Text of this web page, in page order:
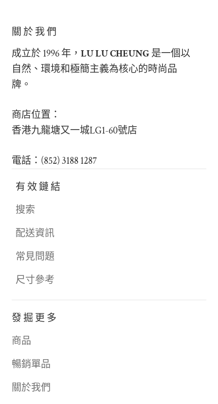
關於我們
成立於 1996 年， LU LU CHEUNG是一個以
自然、環境和極簡主義為核心的時尚品
牌。
商店位置：
香港九龍塘又一城LG1-60號店
電話：(852) 3188 1287
有效鏈結
搜索
配送資訊
常見問題
尺寸參考
發掘更多
商品
暢銷單品
關於我們